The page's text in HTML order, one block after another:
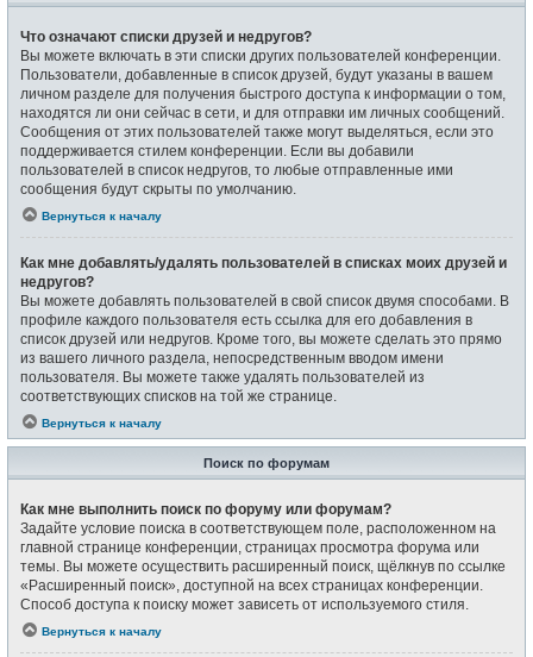
Что означают списки друзей и недругов?
Вы можете включать в эти списки других пользователей конференции.
Пользователи, добавленные в список друзей, будут указаны в вашем
личном разделе для получения быстрого доступа к информации о том,
находятся ли они сейчас в сети, и для отправки им личных сообщений.
Сообщения от этих пользователей также могут выделяться, если это
поддерживается стилем конференции. Если вы добавили
пользователей в список недругов, то любые отправленные ими
сообщения будут скрыты по умолчанию.
Вернуться к началу
Как мне добавлять/удалять пользователей в списках моих друзей и
недругов?
Вы можете добавлять пользователей в свой список двумя способами. В
профиле каждого пользователя есть ссылка для его добавления в
список друзей или недругов. Кроме того, вы можете сделать это прямо
из вашего личного раздела, непосредственным вводом имени
пользователя. Вы можете также удалять пользователей из
соответствующих списков на той же странице.
Вернуться к началу
Поиск по форумам
Как мне выполнить поиск по форуму или форумам?
Задайте условие поиска в соответствующем поле, расположенном на
главной странице конференции, страницах просмотра форума или
темы. Вы можете осуществить расширенный поиск, щёлкнув по ссылке
«Расширенный поиск», доступной на всех страницах конференции.
Способ доступа к поиску может зависеть от используемого стиля.
Вернуться к началу